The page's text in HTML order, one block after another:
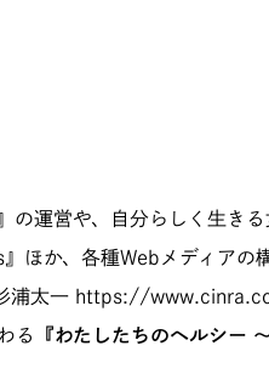
の運営や、自分らしく生き
ほか、各種Webメディアの
浦太一 https://
る
『わたしたちのヘルシー